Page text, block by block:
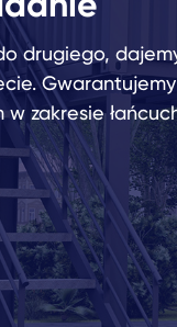
drugiego,
zakresie